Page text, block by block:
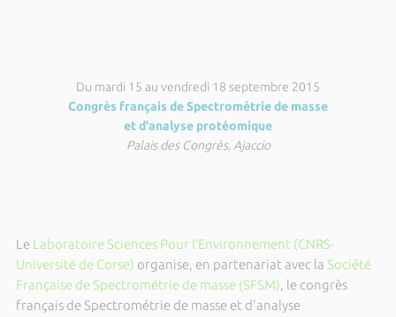
Du mardi 15 au vendredi 18 septembre 2015
Congrès français de Spectrométrie de masse
et d'analyse protéomique
Palais des Congrès, Ajaccio
Le Laboratoire Sciences Pour l’Environnement (CNRS-
Université de Corse) organise, en partenariat avec la Société
Française de Spectrométrie de masse (SFSM), le congrès
français de Spectrométrie de masse et d'analyse